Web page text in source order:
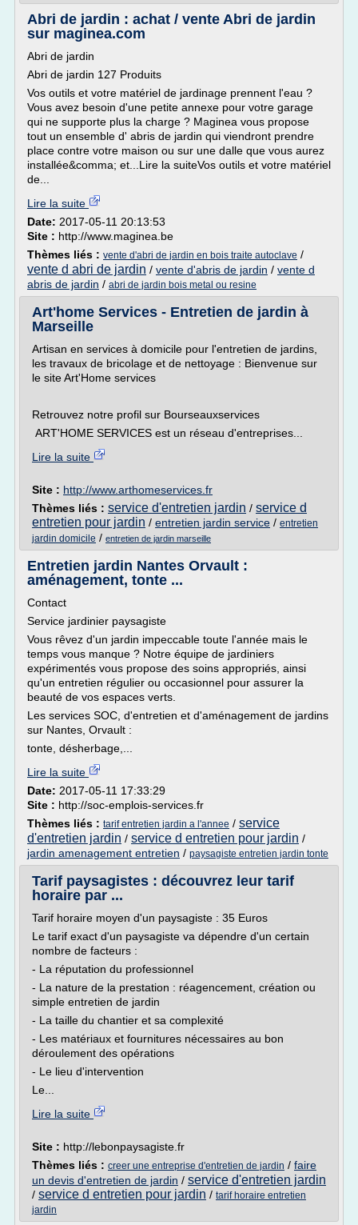
Abri de jardin : achat / vente Abri de jardin
sur maginea.com
Abri de jardin
Abri de jardin 127 Produits
Vos outils et votre matériel de jardinage prennent l'eau ?
Vous avez besoin d'une petite annexe pour votre garage
qui ne supporte plus la charge ? Maginea vous propose
tout un ensemble d' abris de jardin qui viendront prendre
place contre votre maison ou sur une dalle que vous aurez
installée&comma; et...Lire la suiteVos outils et votre matériel
de...
Lire la suite
Date: 2017-05-11 20:13:53
Site : http://www.maginea.be
Thèmes liés : vente d'abri de jardin en bois traite autoclave /
vente d abri de jardin / vente d'abris de jardin / vente d
abris de jardin / abri de jardin bois metal ou resine
Art'home Services - Entretien de jardin à
Marseille
Artisan en services à domicile pour l'entretien de jardins,
les travaux de bricolage et de nettoyage : Bienvenue sur
le site Art'Home services
Retrouvez notre profil sur Bourseauxservices
ART'HOME SERVICES est un réseau d'entreprises...
Lire la suite
Site : http://www.arthomeservices.fr
Thèmes liés : service d'entretien jardin / service d
entretien pour jardin / entretien jardin service / entretien
jardin domicile / entretien de jardin marseille
Entretien jardin Nantes Orvault :
aménagement, tonte ...
Contact
Service jardinier paysagiste
Vous rêvez d'un jardin impeccable toute l'année mais le
temps vous manque ? Notre équipe de jardiniers
expérimentés vous propose des soins appropriés, ainsi
qu'un entretien régulier ou occasionnel pour assurer la
beauté de vos espaces verts.
Les services SOC, d'entretien et d'aménagement de jardins
sur Nantes, Orvault :
tonte, désherbage,...
Lire la suite
Date: 2017-05-11 17:33:29
Site : http://soc-emplois-services.fr
Thèmes liés : tarif entretien jardin a l'annee / service
d'entretien jardin / service d entretien pour jardin /
jardin amenagement entretien / paysagiste entretien jardin tonte
Tarif paysagistes : découvrez leur tarif
horaire par ...
Tarif horaire moyen d'un paysagiste : 35 Euros
Le tarif exact d'un paysagiste va dépendre d'un certain
nombre de facteurs :
- La réputation du professionnel
- La nature de la prestation : réagencement, création ou
simple entretien de jardin
- La taille du chantier et sa complexité
- Les matériaux et fournitures nécessaires au bon
déroulement des opérations
- Le lieu d'intervention
Le...
Lire la suite
Site : http://lebonpaysagiste.fr
Thèmes liés : creer une entreprise d'entretien de jardin / faire
un devis d'entretien de jardin / service d'entretien jardin
/ service d entretien pour jardin / tarif horaire entretien
jardin